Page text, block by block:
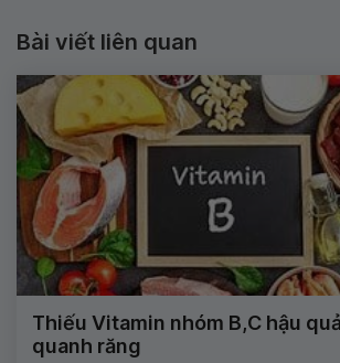
Bài viết liên quan
Thiếu Vitamin nhóm B,C hậu
quanh răng